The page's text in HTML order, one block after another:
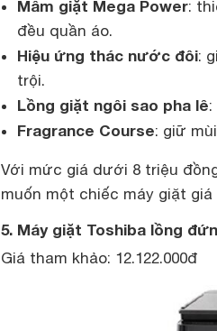
Mâm giặt Mega Power:
đều quần áo.
Hiệu ứng thác nước đôi:
trội.
Lồng giặt ngôi sao pha lê
Fragrance Course: giữ
Với mức giá dưới 8 triệu
muốn một chiếc máy giặt
5. Máy giặt Toshiba lồng
Giá tham khảo: 12.122.000đ